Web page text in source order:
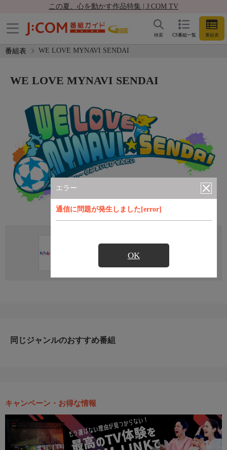
この夏、心を動かす作品特集 | J:COM TV
CS番組一覧 番組表
検索
番組表 WE LOVE MYNAVI SENDAI
エラー
通信に問題が発生しました[error]
OK
WE LOVE MYNAVI SENDAI
直近の放送予定はありません
同じジャンルのおすすめ番組
キャンペーン・お得な情報